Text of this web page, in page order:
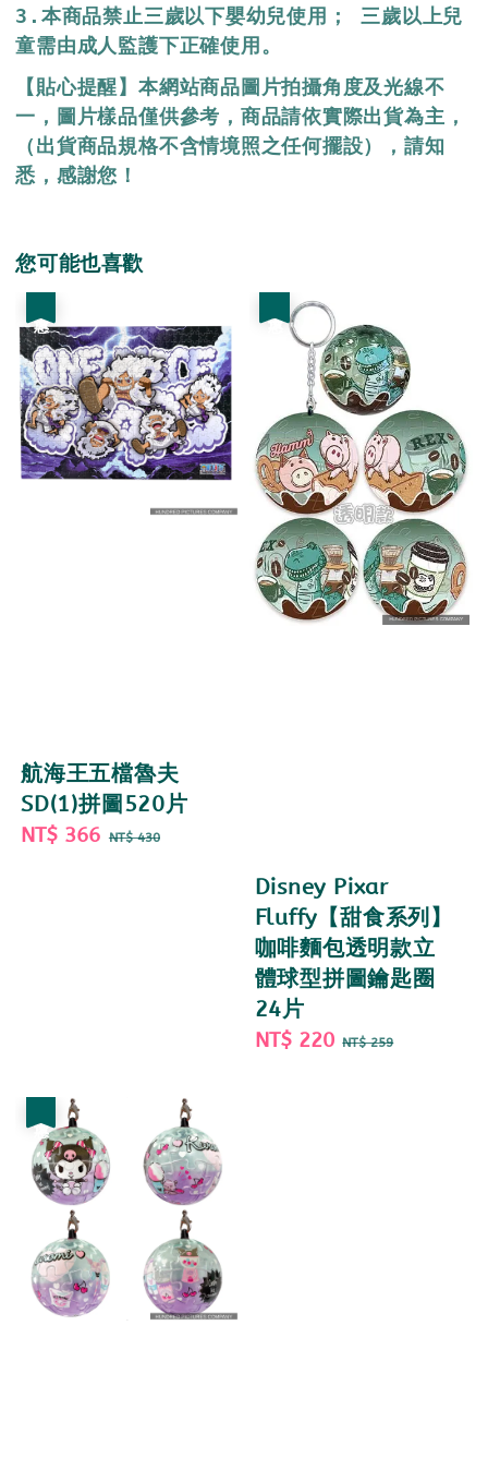
3.本商品禁止三歲以下嬰幼兒使用； 三歲以上兒
童需由成人監護下正確使用。
【貼心提醒】本網站商品圖片拍攝角度及光線不
一，圖片樣品僅供參考，商品請依實際出貨為主，
（出貨商品規格不含情境照之任何擺設），請知
悉，感謝您！
您可能也喜歡
航海王五檔魯夫
SD(1)拼圖520片
Sale
NT$ 366 Regular
NT$ 430
Disney Pixar
Fluffy【甜食系列】
咖啡麵包透明款立
體球型拼圖鑰匙圈
24片
Sale
NT$ 220 Regular
NT$ 259